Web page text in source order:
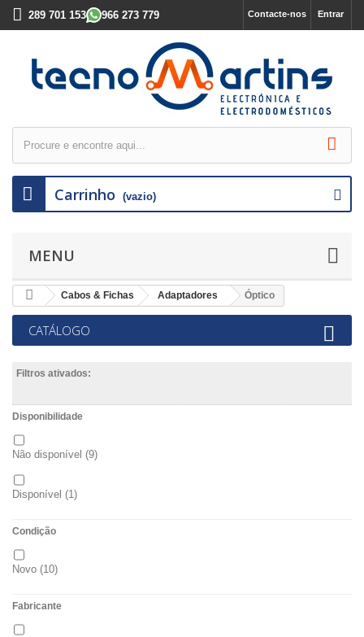
Entrar
Contacte-nos
289 701 153 966 273 779
Carrinho (vazio)
MENU
Cabos & Fichas Adaptadores Óptico
CATÁLOGO
Filtros ativados:
Disponibilidade
Não disponível (9)
Disponível (1)
Condição
Novo (10)
Fabricante